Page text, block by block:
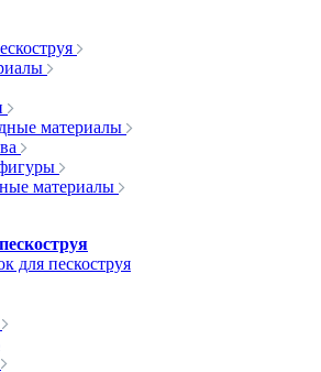
материалы
материалы
для пескоструя